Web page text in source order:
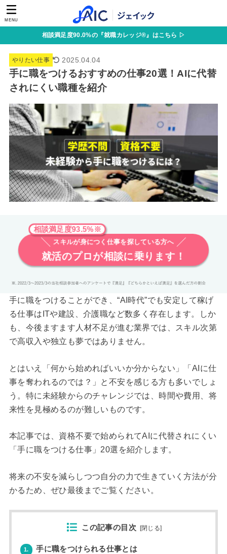
MENU
相談満足度90.0%の『就職カレッジ®』はこちら ▷
やりたい仕事 2025.04.04
手に職をつけるおすすめの仕事20選！AIに代替
されにくい職種を紹介
相談満足度93.5%※
スキルが身につく仕事を探している方へ
就活のプロが相談に乗ります！
手に職をつけることができ、“AI時代”でも安定して稼げ
る仕事はITや建設、介護職など数多く存在します。しか
も、今後ますます人材不足が進む業界では、スキル次第
で高収入や独立も夢ではありません。
とはいえ「何から始めればいいか分からない」「AIに仕
事を奪われるのでは？」と不安を感じる方も多いでしょ
う。特に未経験からのチャレンジでは、時間や費用、将
来性を見極めるのが難しいものです。
本記事では、資格不要で始められてAIに代替されにくい
「手に職をつける仕事」20選を紹介します。
将来の不安を減らしつつ自分の力で生きていく方法が分
かるため、ぜひ最後までご覧ください。
この記事の目次 [閉じる]
1. 手に職をつけられる仕事とは